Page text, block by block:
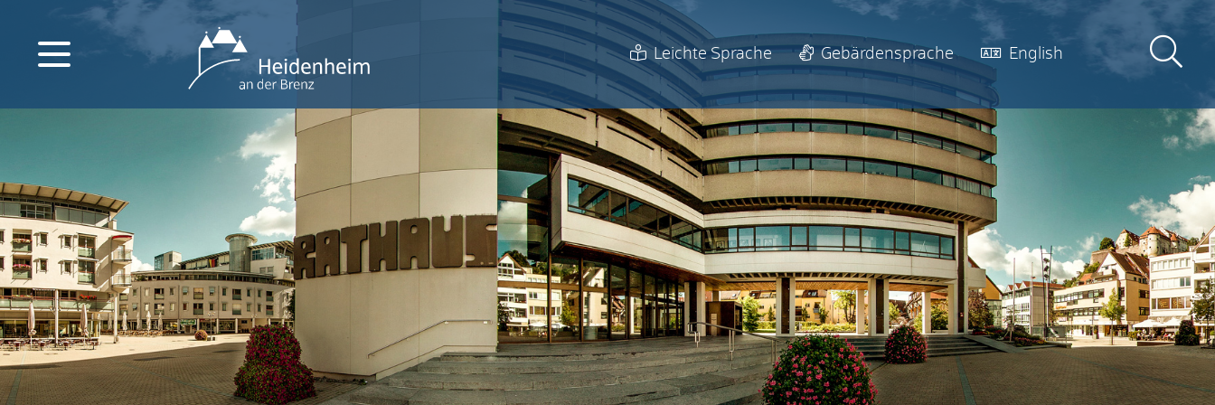
Leichte Sprache Gebärdensprache English